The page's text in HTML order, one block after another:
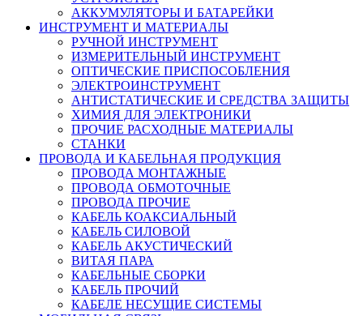
АККУМУЛЯТОРЫ И БАТАРЕЙКИ
ИНСТРУМЕНТ И МАТЕРИАЛЫ
РУЧНОЙ ИНСТРУМЕНТ
ИЗМЕРИТЕЛЬНЫЙ ИНСТРУМЕНТ
ОПТИЧЕСКИЕ ПРИСПОСОБЛЕНИЯ
ЭЛЕКТРОИНСТРУМЕНТ
АНТИСТАТИЧЕСКИЕ И СРЕДСТВА ЗАЩИТЫ
ХИМИЯ ДЛЯ ЭЛЕКТРОНИКИ
ПРОЧИЕ РАСХОДНЫЕ МАТЕРИАЛЫ
СТАНКИ
ПРОВОДА И КАБЕЛЬНАЯ ПРОДУКЦИЯ
ПРОВОДА МОНТАЖНЫЕ
ПРОВОДА ОБМОТОЧНЫЕ
ПРОВОДА ПРОЧИЕ
КАБЕЛЬ КОАКСИАЛЬНЫЙ
КАБЕЛЬ СИЛОВОЙ
КАБЕЛЬ АКУСТИЧЕСКИЙ
ВИТАЯ ПАРА
КАБЕЛЬНЫЕ СБОРКИ
КАБЕЛЬ ПРОЧИЙ
КАБЕЛЕ НЕСУЩИЕ СИСТЕМЫ